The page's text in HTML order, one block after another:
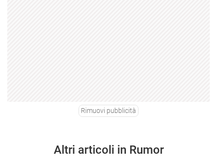
Rimuovi pubblicità
Altri articoli in Rumor